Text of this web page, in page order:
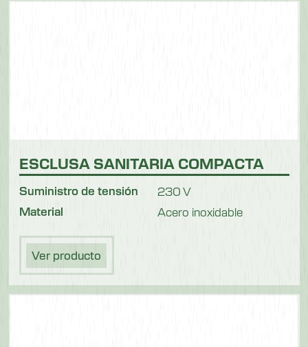
ESCLUSA SANITARIA COMPACTA
Suministro de tensión 230 V
Material Acero inoxidable
Ver producto